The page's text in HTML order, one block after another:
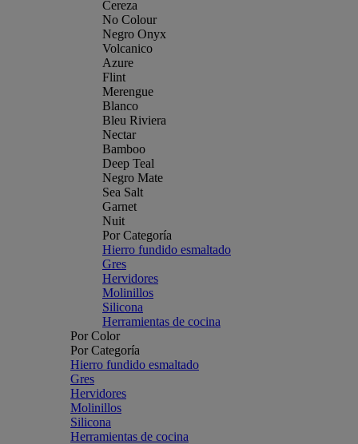
Cereza
No Colour
Negro Onyx
Volcanico
Azure
Flint
Merengue
Blanco
Bleu Riviera
Nectar
Bamboo
Deep Teal
Negro Mate
Sea Salt
Garnet
Nuit
Por Categoría
Hierro fundido esmaltado
Gres
Hervidores
Molinillos
Silicona
Herramientas de cocina
Por Color
Por Categoría
Hierro fundido esmaltado
Gres
Hervidores
Molinillos
Silicona
Herramientas de cocina